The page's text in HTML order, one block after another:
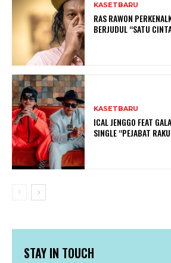
KASETBARU
RAS RAWON
BERJUDUL “SATU
KASETBARU
ICAL JENGGO FEAT
SINGLE “PEJABAT
STAY IN TOUCH